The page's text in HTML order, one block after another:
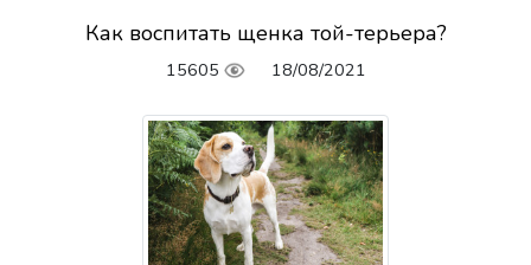
Как воспитать щенка той-терьера?
15605 18/08/2021